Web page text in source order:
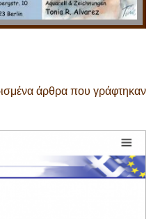
άρθρα που γράφτηκαν